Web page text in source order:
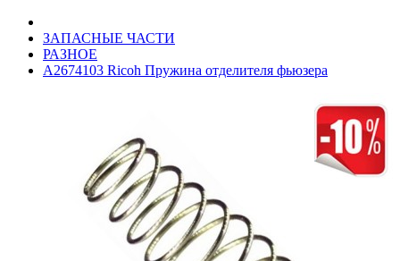
ЗАПАСНЫЕ ЧАСТИ
РАЗНОЕ
A2674103 Ricoh Пружина отделителя фьюзера